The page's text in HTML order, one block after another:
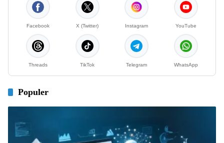
Facebook X (Twitter) Instagram YouTube
Threads TikTok Telegram WhatsApp
Populer